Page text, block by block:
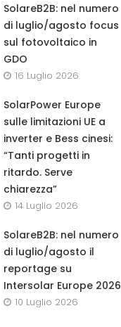
SolareB2B: nel numero
di luglio/agosto focus
sul fotovoltaico in
GDO
16 Luglio 2026
SolarPower Europe
sulle limitazioni UE a
inverter e Bess cinesi:
“Tanti progetti in
ritardo. Serve
chiarezza”
14 Luglio 2026
SolareB2B: nel numero
di luglio/agosto il
reportage su
Intersolar Europe 2026
10 Luglio 2026